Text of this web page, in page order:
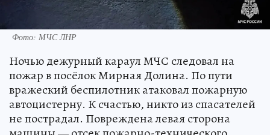
Фото: МЧС ЛНР
Ночью дежурный караул МЧС следовал на
пожар в посёлок Мирная Долина. По пути
вражеский беспилотник атаковал пожарную
автоцистерну. К счастью, никто из спасателей
не пострадал. Повреждена левая сторона